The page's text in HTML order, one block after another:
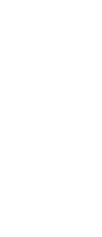
金会
爱心捐赠
展基金会
学爱心捐赠
爱心捐赠
金会
金会
义卖
总会